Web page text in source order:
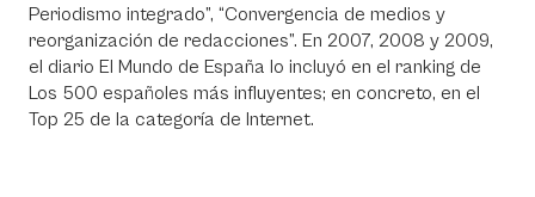
Periodismo integrado”, “Convergencia de medios y
reorganización de redacciones”. En 2007, 2008 y 2009,
el diario El Mundo de España lo incluyó en el ranking de
Los 500 españoles más influyentes; en concreto, en el
Top 25 de la categoría de Internet.